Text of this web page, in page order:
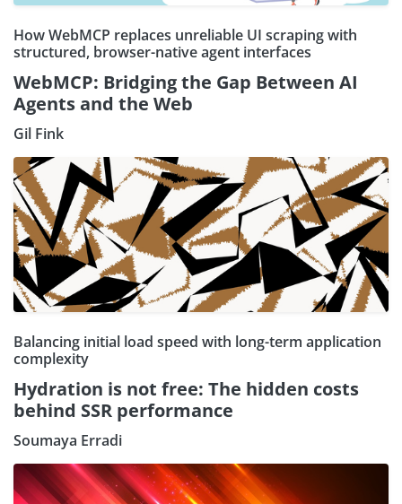
How WebMCP replaces unreliable UI scraping with
structured, browser-native agent interfaces
WebMCP: Bridging the Gap Between AI
Agents and the Web
Gil Fink
Balancing initial load speed with long-term application
complexity
Hydration is not free: The hidden costs
behind SSR performance
Soumaya Erradi